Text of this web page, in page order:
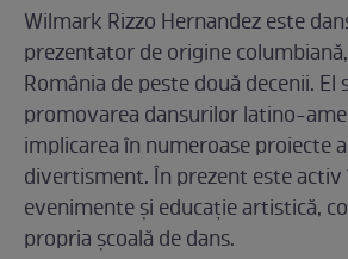
Wilmark Rizzo Hernandez este
prezentator de origine
România de peste două decenii.
promovarea dansurilor latino-
implicarea în numeroase proiecte
divertisment. În prezent este activ
evenimente și educație artistică,
propria școală de dans.